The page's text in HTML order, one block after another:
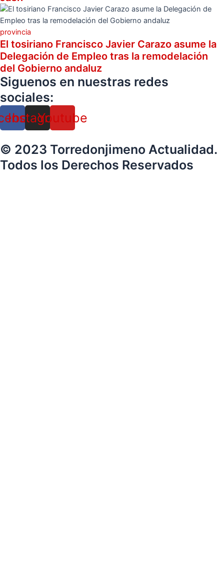
provincia
El tosiriano Francisco Javier Carazo asume la
Delegación de Empleo tras la remodelación
del Gobierno andaluz
Siguenos en nuestras redes
sociales:
Instagram
Youtube
© 2023 Torredonjimeno Actualidad.
Todos los Derechos Reservados